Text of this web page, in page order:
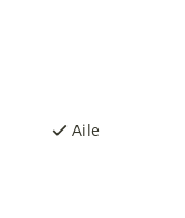
Aile